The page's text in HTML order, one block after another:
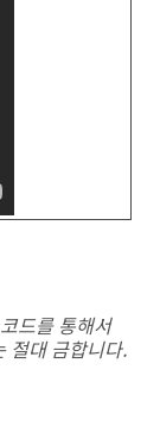
드를 통해서
절대 금합니다.